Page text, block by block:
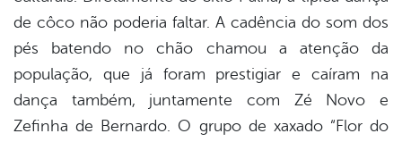
de côco não poderia faltar. A cadência do som dos
pés batendo no chão chamou a atenção da
população, que já foram prestigiar e caíram na
dança também, juntamente com Zé Novo e
Zefinha de Bernardo. O grupo de xaxado “Flor do